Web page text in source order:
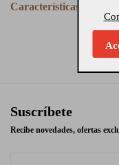
Características
Suscríbete
Recibe novedades, ofertas